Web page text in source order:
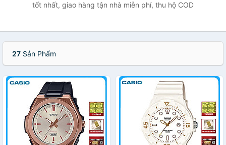
tốt nhất, giao hàng tận nhà miễn phí, thu hộ COD
27 Sản Phẩm